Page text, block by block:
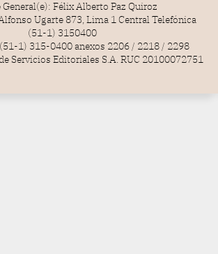
General(e): Félix Alberto Paz Quiroz
Ugarte 873, Lima 1 Central Telefónica
(51-1) 3150400
1) 315-0400 anexos 2206 / 2218 / 2298
Servicios Editoriales S.A. RUC 20100072751